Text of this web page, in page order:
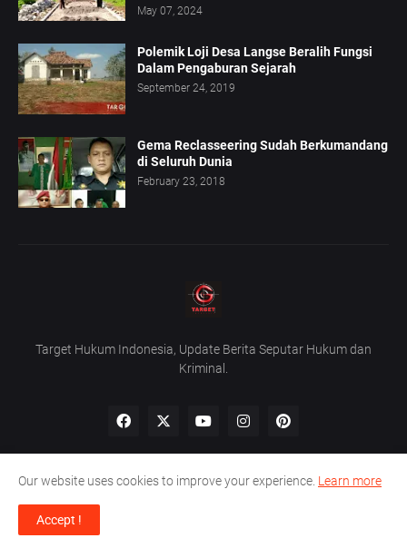
May 07, 2024
Polemik Loji Desa Langse Beralih Fungsi
Dalam Pengaburan Sejarah
September 24, 2019
Gema Reclasseering Sudah Berkumandang
di Seluruh Dunia
February 23, 2018
Target Hukum Indonesia, Update Berita Seputar Hukum dan
Kriminal.
Home
Our website uses cookies to improve your experience. Learn more
Accept !